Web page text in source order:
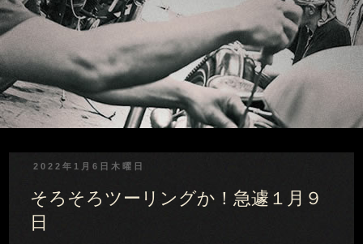
2022年1月6日木曜日
そろそろツーリングか！急遽１月９
日